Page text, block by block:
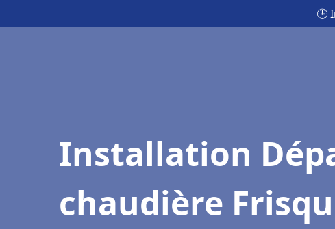
🕒
Installation
chaudière